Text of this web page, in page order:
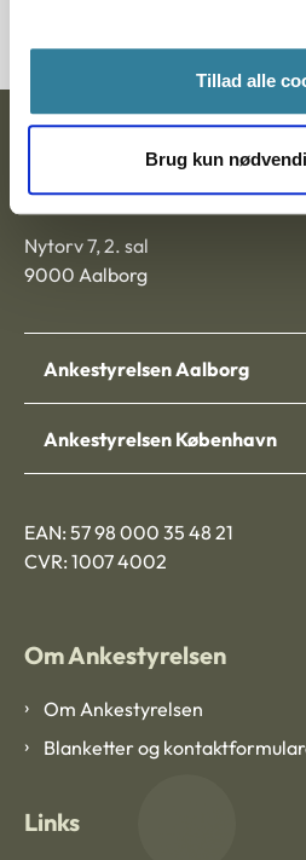
Tillad alle
Brug kun
Ankestyrelsen
Postadresse:
Nytorv 7, 2. sal
9000 Aalborg
Ankestyrelsen Aalborg
Ankestyrelsen København
EAN: 57 98 000 35 48 21
CVR: 1007 4002
Om Ankestyrelsen
Om Ankestyrelsen
Blanketter og
Links